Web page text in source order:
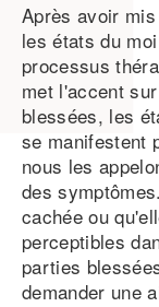
Après avoir
les états du
processus
met l'accent
blessées, les
se manifestent
nous les
des
cachée ou
perceptibles
parties
demander une